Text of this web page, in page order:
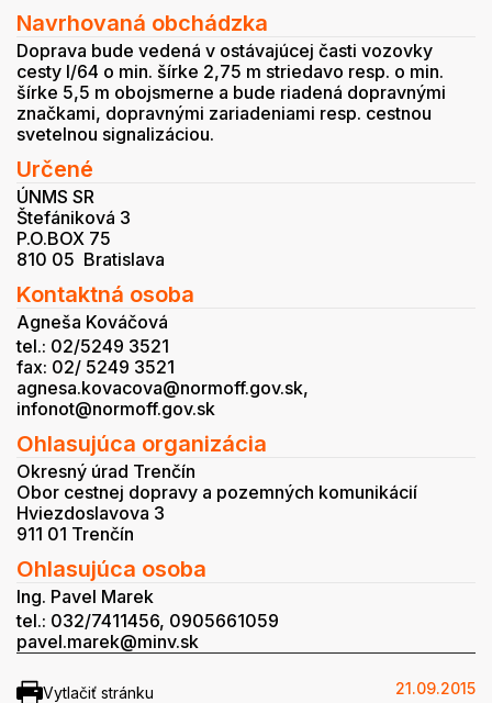
Navrhovaná obchádzka
Doprava bude vedená v ostávajúcej časti vozovky
cesty I/64 o min. šírke 2,75 m striedavo resp. o min.
šírke 5,5 m obojsmerne a bude riadená dopravnými
značkami, dopravnými zariadeniami resp. cestnou
svetelnou signalizáciou.
Určené
ÚNMS SR
Štefániková 3
P.O.BOX 75
810 05 Bratislava
Kontaktná osoba
Agneša Kováčová
tel.: 02/5249 3521
fax: 02/ 5249 3521
agnesa.kovacova@normoff.gov.sk,
infonot@normoff.gov.sk
Ohlasujúca organizácia
Okresný úrad Trenčín
Obor cestnej dopravy a pozemných komunikácií
Hviezdoslavova 3
911 01 Trenčín
Ohlasujúca osoba
Ing. Pavel Marek
tel.: 032/7411456, 0905661059
pavel.marek@minv.sk
Vytlačiť stránku 21.09.2015